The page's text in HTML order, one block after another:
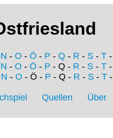
N - O - Ö - P - Q - R - S - T -
N - O - Ö - P - Q - R - S - T -
N - O - Ö - P - Q - R - S- T-
Quellen Über